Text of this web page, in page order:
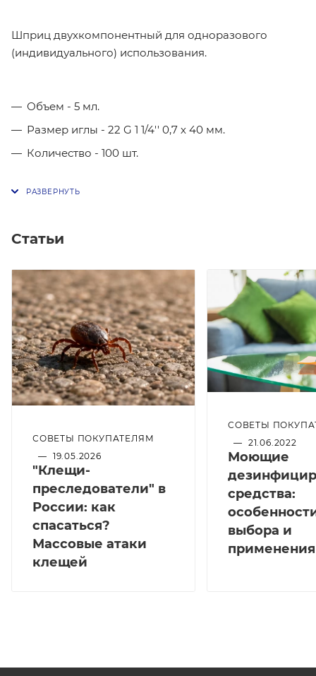
Шприц двухкомпонентный для одноразового
(индивидуального) использования.
Объем - 5 мл.
Размер иглы - 22 G 1 1/4'' 0,7 х 40 мм.
Количество - 100 шт.
Статьи
СОВЕТЫ ПОКУПАТЕЛЯМ
— 19.05.2026
"Клещи-
преследователи" в
России: как
спасаться?
Массовые атаки
клещей
СОВЕТЫ
— 21.06.2022
Моющие
средства:
выбора и
применения